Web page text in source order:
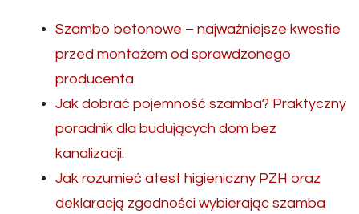
Szambo betonowe – najważniejsze kwestie
przed montażem od sprawdzonego
producenta
Jak dobrać pojemność szamba? Praktyczny
poradnik dla budujących dom bez
kanalizacji.
Jak rozumieć atest higieniczny PZH oraz
deklaracją zgodności wybierając szamba